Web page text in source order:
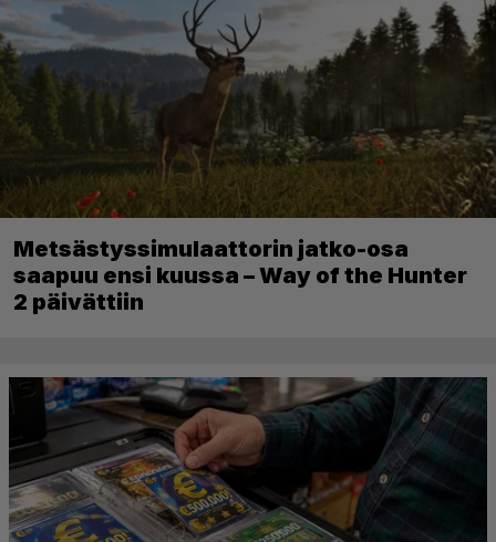
Metsästyssimulaattorin jatko-osa
saapuu ensi kuussa – Way of the Hunter
2 päivättiin